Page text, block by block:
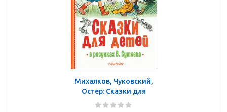
Михалков, Чуковский,
Остер: Сказки для
детей в рисунках В.